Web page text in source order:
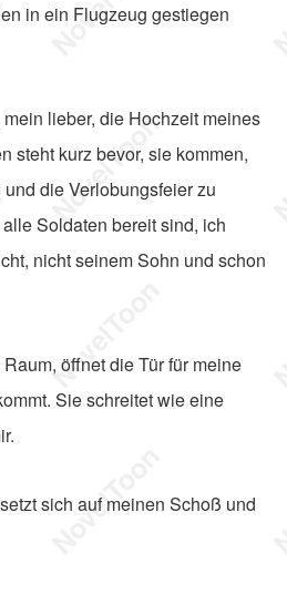
in ein Flugzeug gestiegen
lieber, die Hochzeit meines
steht kurz bevor, sie kommen,
die Verlobungsfeier zu
Soldaten bereit sind, ich
nicht seinem Sohn und schon
öffnet die Tür für meine
Sie schreitet wie eine
sich auf meinen Schoß und